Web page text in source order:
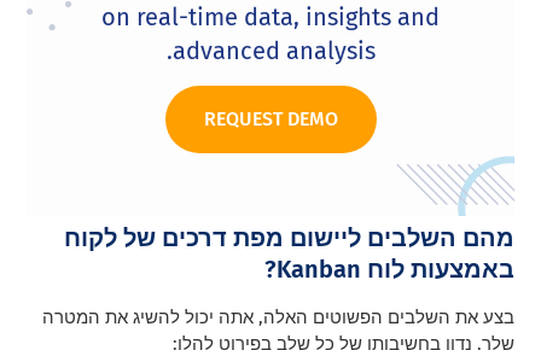
on real-time data, insights and
advanced analysis.
REQUEST DEMO
מהם השלבים ליישום מפת דרכים של לקוח
באמצעות לוח Kanban?
בצע את השלבים הפשוטים האלה, אתה יכול להשיג את המטרה
שלך. נדון בחשיבותו של כל שלב בפירוט להלן: